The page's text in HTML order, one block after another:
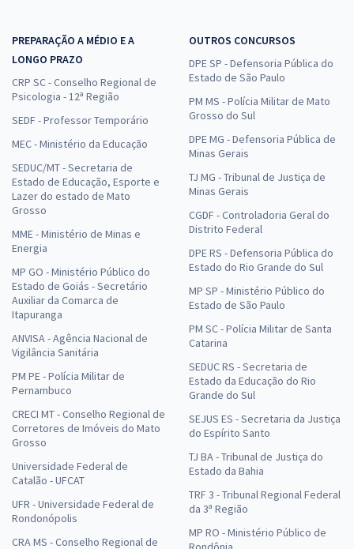
PREPARAÇÃO A MÉDIO E A
LONGO PRAZO
CRP SC - Conselho Regional de
Psicologia - 12ª Região
SEDF - Professor Temporário
MEC - Ministério da Educação
SEDUC/MT - Secretaria de
Estado de Educação, Esporte e
Lazer do estado de Mato
Grosso
MME - Ministério de Minas e
Energia
MP GO - Ministério Público do
Estado de Goiás - Secretário
Auxiliar da Comarca de
Itapuranga
ANVISA - Agência Nacional de
Vigilância Sanitária
PM PE - Polícia Militar de
Pernambuco
CRECI MT - Conselho Regional de
Corretores de Imóveis do Mato
Grosso
Universidade Federal de
Catalão - UFCAT
UFR - Universidade Federal de
Rondonópolis
CRA MS - Conselho Regional de
OUTROS CONCURSOS
DPE SP - Defensoria Pública do
Estado de São Paulo
PM MS - Polícia Militar de Mato
Grosso do Sul
DPE MG - Defensoria Pública de
Minas Gerais
TJ MG - Tribunal de Justiça de
Minas Gerais
CGDF - Controladoria Geral do
Distrito Federal
DPE RS - Defensoria Pública do
Estado do Rio Grande do Sul
MP SP - Ministério Público do
Estado de São Paulo
PM SC - Polícia Militar de Santa
Catarina
SEDUC RS - Secretaria de
Estado da Educação do Rio
Grande do Sul
SEJUS ES - Secretaria da Justiça
do Espírito Santo
TJ BA - Tribunal de Justiça do
Estado da Bahia
TRF 3 - Tribunal Regional Federal
da 3ª Região
MP RO - Ministério Público de